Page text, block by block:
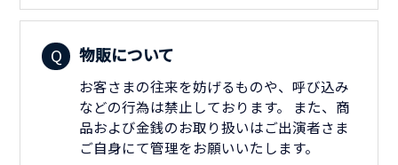
物販について
お客さまの往来を妨げるものや、呼び込み
などの行為は禁止しております。 また、商
品および金銭のお取り扱いはご出演者さま
ご自身にて管理をお願いいたします。